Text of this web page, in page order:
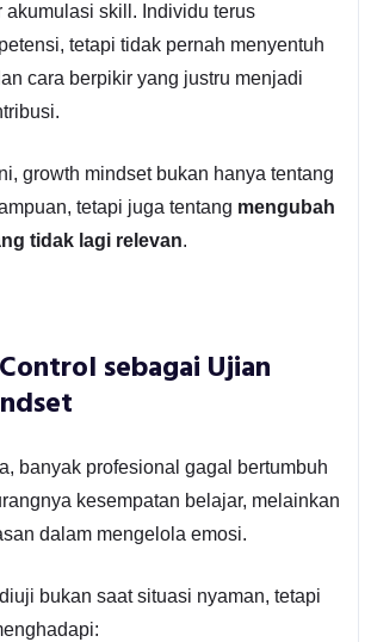
akumulasi skill. Individu terus
tetapi tidak pernah menyentuh
cara berpikir yang justru menjadi
growth mindset bukan hanya tentang
tetapi juga tentang mengubah
tidak lagi relevan.
sebagai Ujian
banyak profesional gagal bertumbuh
kesempatan belajar, melainkan
dalam mengelola emosi.
bukan saat situasi nyaman, tetapi